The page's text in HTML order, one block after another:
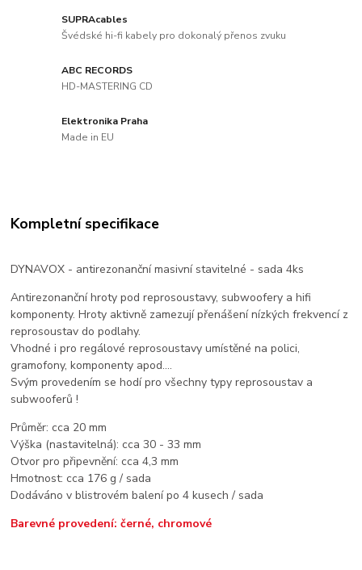
SUPRAcables
Švédské hi-fi kabely pro dokonalý přenos zvuku
ABC RECORDS
HD-MASTERING CD
Elektronika Praha
Made in EU
Kompletní specifikace
DYNAVOX - antirezonanční masivní stavitelné - sada 4ks
Antirezonanční hroty pod reprosoustavy, subwoofery a hifi
komponenty. Hroty aktivně zamezují přenášení nízkých frekvencí z
reprosoustav do podlahy.
Vhodné i pro regálové reprosoustavy umístěné na polici,
gramofony, komponenty apod....
Svým provedením se hodí pro všechny typy reprosoustav a
subwooferů !
Průměr: cca 20 mm
Výška (nastavitelná): cca 30 - 33 mm
Otvor pro připevnění: cca 4,3 mm
Hmotnost: cca 176 g / sada
Dodáváno v blistrovém balení po 4 kusech / sada
Barevné provedení: černé, chromové